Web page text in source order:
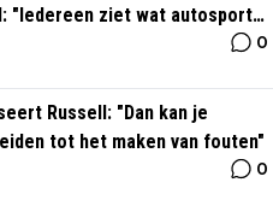
"Iedereen ziet wat autosport
0
Russell: "Dan kan je
tot het maken van fouten"
0